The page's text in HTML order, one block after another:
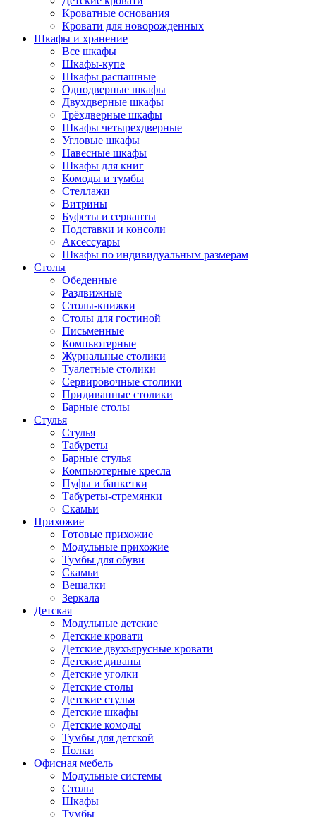
Кроватные основания
Кровати для новорожденных
Шкафы и хранение
Все шкафы
Шкафы-купе
Шкафы распашные
Однодверные шкафы
Двухдверные шкафы
Трёхдверные шкафы
Шкафы четырехдверные
Угловые шкафы
Навесные шкафы
Шкафы для книг
Комоды и тумбы
Стеллажи
Витрины
Буфеты и серванты
Подставки и консоли
Аксессуары
Шкафы по индивидуальным размерам
Столы
Обеденные
Раздвижные
Столы-книжки
Столы для гостиной
Письменные
Компьютерные
Журнальные столики
Туалетные столики
Сервировочные столики
Придиванные столики
Барные столы
Стулья
Стулья
Табуреты
Барные стулья
Компьютерные кресла
Пуфы и банкетки
Табуреты-стремянки
Скамьи
Прихожие
Готовые прихожие
Модульные прихожие
Тумбы для обуви
Скамьи
Вешалки
Зеркала
Детская
Модульные детские
Детские кровати
Детские двухъярусные кровати
Детские диваны
Детские уголки
Детские столы
Детские стулья
Детские шкафы
Детские комоды
Тумбы для детской
Полки
Офисная мебель
Модульные системы
Столы
Шкафы
Тумбы